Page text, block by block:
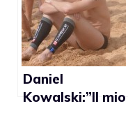
l’omofobia nello
sport
Daniel
Kowalski:”Il mio